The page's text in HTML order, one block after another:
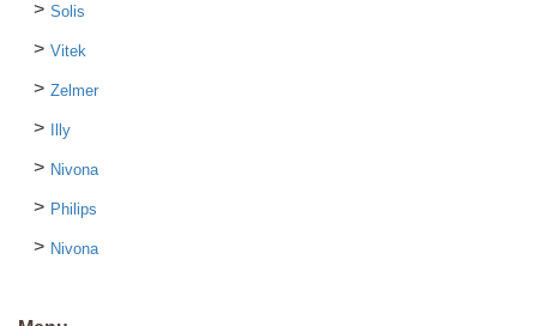
Solis
Vitek
Zelmer
Illy
Nivona
Philips
Nivona